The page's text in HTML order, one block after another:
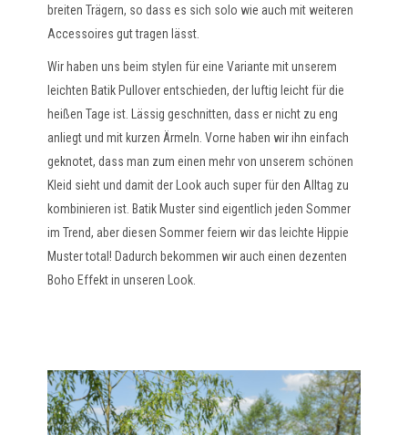
breiten Trägern, so dass es sich solo wie auch mit weiteren
Accessoires gut tragen lässt.
Wir haben uns beim stylen für eine Variante mit unserem
leichten Batik Pullover entschieden, der luftig leicht für die
heißen Tage ist. Lässig geschnitten, dass er nicht zu eng
anliegt und mit kurzen Ärmeln. Vorne haben wir ihn einfach
geknotet, dass man zum einen mehr von unserem schönen
Kleid sieht und damit der Look auch super für den Alltag zu
kombinieren ist. Batik Muster sind eigentlich jeden Sommer
im Trend, aber diesen Sommer feiern wir das leichte Hippie
Muster total! Dadurch bekommen wir auch einen dezenten
Boho Effekt in unseren Look.